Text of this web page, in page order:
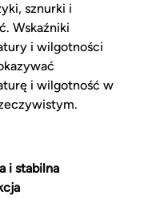
sznurki i
Wskaźniki
i wilgotności
i wilgotność w
i stabilna